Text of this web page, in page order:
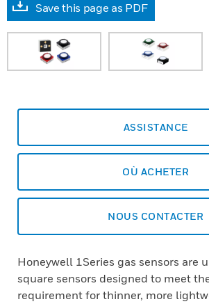
Save this page as PDF
ASSISTANCE
OÙ ACHETER
NOUS CONTACTER
Honeywell 1Series gas sensors are
square sensors designed to meet
requirement for thinner, more